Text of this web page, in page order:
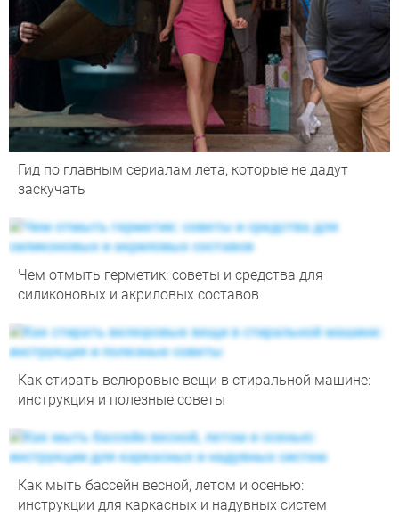
Гид по главным сериалам лета, которые не дадут
заскучать
Чем отмыть герметик: советы и средства для
силиконовых и акриловых составов
Как стирать велюровые вещи в стиральной машине:
инструкция и полезные советы
Как мыть бассейн весной, летом и осенью:
инструкции для каркасных и надувных систем